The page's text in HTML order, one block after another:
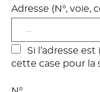
Adresse (N°, voie,
Si l’adresse
cette case pour la